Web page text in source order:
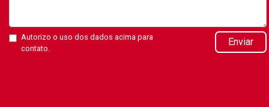
Autorizo o uso dos dados acima para
contato.
Enviar